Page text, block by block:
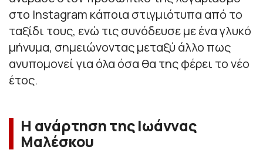
στο Instagram κάποια στιγμιότυπα από το
ταξίδι τους, ενώ τις συνόδευσε με ένα γλυκό
μήνυμα, σημειώνοντας μεταξύ άλλο πως
ανυπομονεί για όλα όσα θα της φέρει το νέο
έτος.
Η ανάρτηση της Ιωάννας
Μαλέσκου